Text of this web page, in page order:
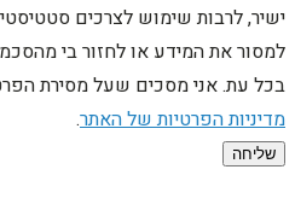
ישיר, לרבות שימוש לצרכים
למסור את המידע או לחזור בי
בכל עת. אני מסכים שעל מסירת
מדיניות הפרטיות של האתר.
שליחה